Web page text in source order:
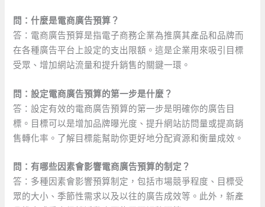
問：什麼是電商廣告預算？
答：電商廣告預算是指電子商務企業為推廣其產品和品牌而
在各種廣告平台上設定的支出限額。這是企業用來吸引目標
受眾、增加網站流量和提升銷售的關鍵一環。
問：設定電商廣告預算的第一步是什麼？
答：設定有效的電商廣告預算的第一步是明確你的廣告目
標。目標可以是增加品牌曝光度、提升網站訪問量或提高銷
售轉化率。了解目標能幫助你更好地分配資源和衡量成效。
問：有哪些因素會影響電商廣告預算的制定？
答：多種因素會影響預算制定，包括市場競爭程度、目標受
眾的大小、季節性需求以及以往的廣告成效等。此外，新產